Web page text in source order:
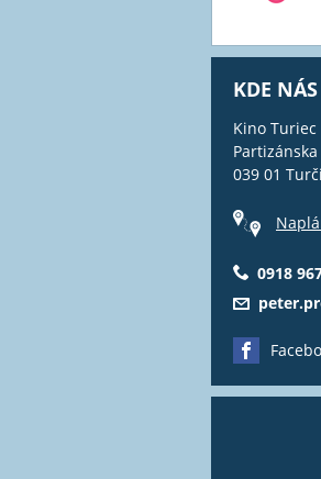
KDE
Kino Turiec
Partizánska
039 01
0918